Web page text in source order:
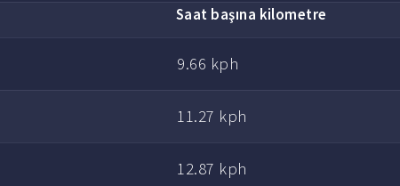
Saat başına kilometre
9.66 kph
11.27 kph
12.87 kph